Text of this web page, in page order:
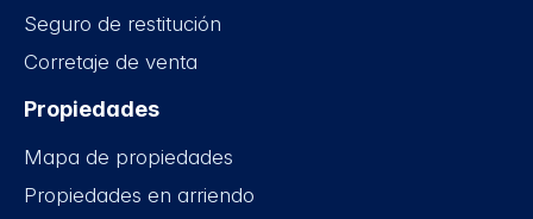
Seguro de restitución
Corretaje de venta
Propiedades
Mapa de propiedades
Propiedades en arriendo